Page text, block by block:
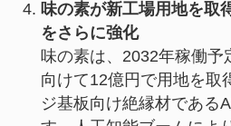
味の素が新工場用地を取
をさらに強化
味の素は、2032年稼働予
向けて12億円で用地を取
ジ基板向け絶縁材である